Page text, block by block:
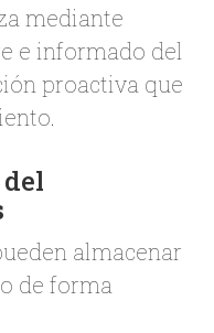
mediante
e informado del
proactiva que
almacenar
de forma